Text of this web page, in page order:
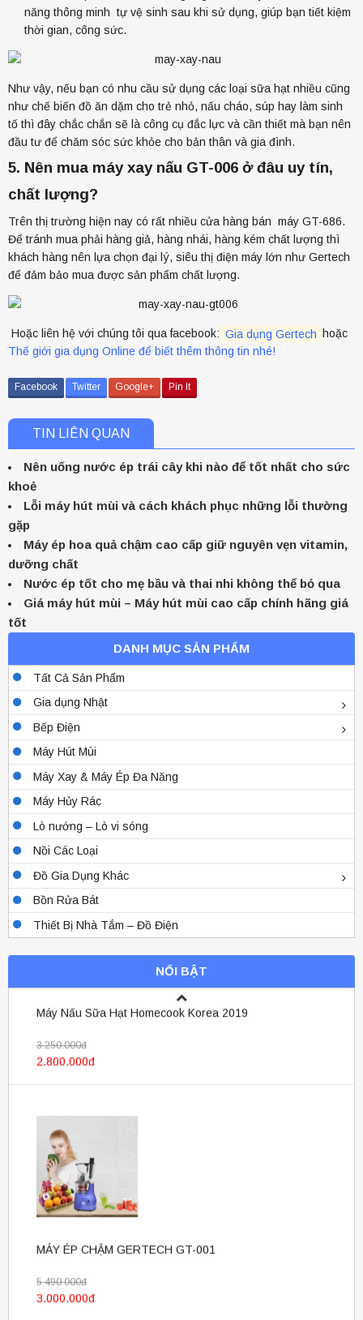
năng thông minh tự vệ sinh sau khi sử dụng, giúp bạn tiết kiệm
thời gian, công sức.
Như vậy, nếu bạn có nhu cầu sử dụng các loại sữa hạt nhiều cũng
như chế biến đồ ăn dặm cho trẻ nhỏ, nấu cháo, súp hay làm sinh
tố thì đây chắc chắn sẽ là công cụ đắc lực và cần thiết mà bạn nên
đầu tư để chăm sóc sức khỏe cho bản thân và gia đình.
5. Nên mua máy xay nấu GT-006 ở đâu uy tín,
chất lượng?
Trên thị trường hiện nay có rất nhiều cửa hàng bán máy GT-686.
Để tránh mua phải hàng giả, hàng nhái, hàng kém chất lượng thì
khách hàng nên lựa chọn đại lý, siêu thị điện máy lớn như Gertech
để đảm bảo mua được sản phẩm chất lượng.
Hoặc liên hệ với chúng tôi qua facebook: Gia dụng Gertech
hoặc
Thế giới gia dụng Online để biết thêm thông tin nhé!
Facebook Twitter Google+ Pin It
TIN LIÊN QUAN
Nên uống nước ép trái cây khi nào để tốt nhất cho sức
khoẻ
Lỗi máy hút mùi và cách khách phục những lỗi thường
gặp
Máy ép hoa quả chậm cao cấp giữ nguyên vẹn vitamin,
dưỡng chất
Nước ép tốt cho mẹ bầu và thai nhi không thể bỏ qua
Giá máy hút mùi – Máy hút mùi cao cấp chính hãng giá
tốt
DANH MỤC SẢN PHẨM
Tất Cả Sản Phẩm
Gia dụng Nhật
Bếp Điện
Máy Hút Mùi
Máy Xay & Máy Ép Đa Năng
Máy Hủy Rác
Lò nướng – Lò vi sóng
Nồi Các Loại
Đồ Gia Dụng Khác
Bồn Rửa Bát
Thiết Bị Nhà Tắm – Đồ Điện
NỔI BẬT
12.500.000đ
Bếp điện từ đôi YAMATO YMT-368
23.500.000đ
Hút mùi YAMATO YT-269H-S
11.500.000đ
Máy Ép Hoa Quả Tốc Độ Chậm GT-J203
8.500.000đ
6.500.000đ
MÁY ÉP CHẬM GERTECH GT-001
5.490.000đ